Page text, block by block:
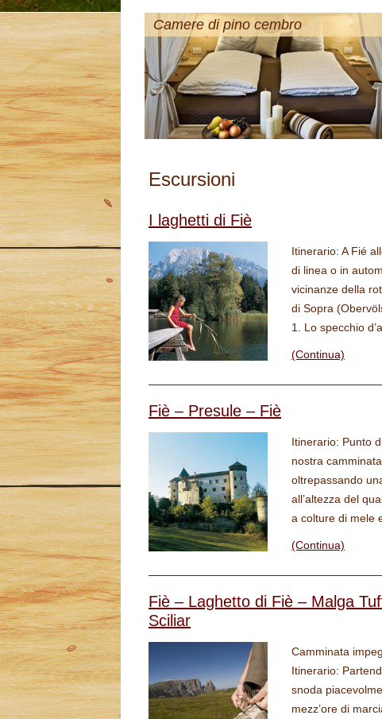
Camere di pino cembro
Escursioni
I laghetti di Fiè
Itinerario: A Fié
di linea o in
vicinanze della
di Sopra
1. Lo specchio
(Continua)
Fiè – Presule – Fiè
Itinerario: Punto
nostra
oltrepassando
all’altezza del
a colture di mele
(Continua)
Fiè – Laghetto di Fiè – Malga
Sciliar
Camminata
Itinerario:
snoda
mezz’ore di